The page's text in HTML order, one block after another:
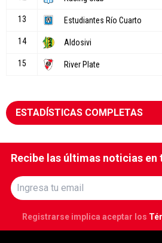
ESTADÍSTICAS COMPLETAS
Recibe las últimas noticias en
Registrarse implica aceptar los